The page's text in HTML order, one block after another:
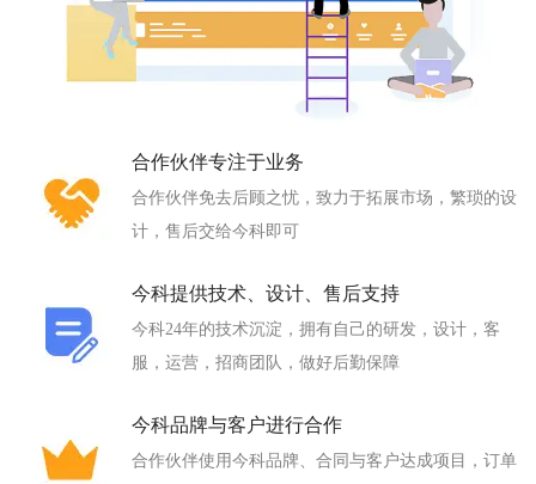
合作伙伴专注于业务
合作伙伴免去后顾之忧，致力于拓展市场，繁琐的设
计，售后交给今科即可
今科提供技术、设计、售后支持
今科24年的技术沉淀，拥有自己的研发，设计，客
服，运营，招商团队，做好后勤保障
今科品牌与客户进行合作
合作伙伴使用今科品牌、合同与客户达成项目，订单